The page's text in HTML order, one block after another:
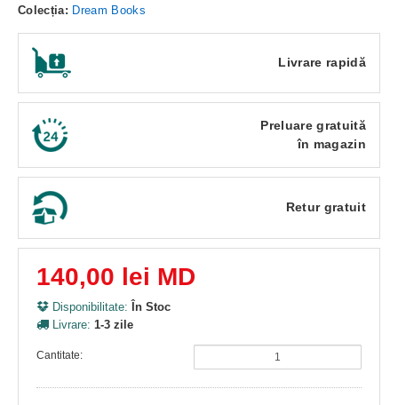
Colecția: Dream Books
Livrare rapidă
Preluare gratuită
în magazin
Retur gratuit
140,00 lei MD
Disponibilitate: În Stoc
Livrare: 1-3 zile
Cantitate: